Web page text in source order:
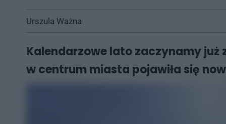
Urszula Ważna
Kalendarzowe lato zaczynamy już
w centrum miasta pojawiła się